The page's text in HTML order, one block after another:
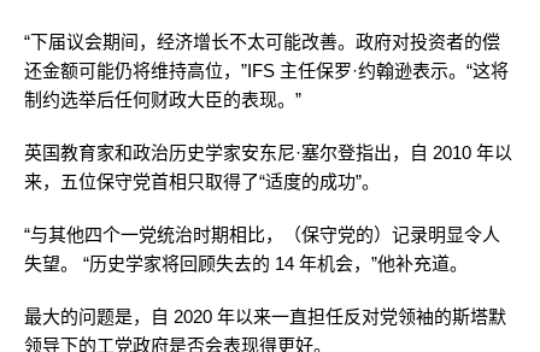
“下届议会期间，经济增长不太可能改善。政府对投资者的偿
还金额可能仍将维持高位，”IFS 主任保罗·约翰逊表示。“这将
制约选举后任何财政大臣的表现。”
英国教育家和政治历史学家安东尼·塞尔登指出，自 2010 年以
来，五位保守党首相只取得了“适度的成功”。
“与其他四个一党统治时期相比，（保守党的）记录明显令人
失望。 “历史学家将回顾失去的 14 年机会，”他补充道。
最大的问题是，自 2020 年以来一直担任反对党领袖的斯塔默
领导下的工党政府是否会表现得更好。